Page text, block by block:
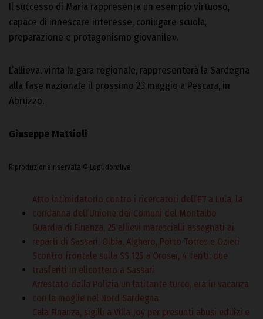
Il successo di Maria rappresenta un esempio virtuoso,
capace di innescare interesse, coniugare scuola,
preparazione e protagonismo giovanile».
L’allieva, vinta la gara regionale, rappresenterà la Sardegna
alla fase nazionale il prossimo 23 maggio a Pescara, in
Abruzzo.
Giuseppe Mattioli
Riproduzione riservata © Logudorolive
Atto intimidatorio contro i ricercatori dell’ET a Lula, la
condanna dell’Unione dei Comuni del Montalbo
Guardia di Finanza, 25 allievi marescialli assegnati ai
reparti di Sassari, Olbia, Alghero, Porto Torres e Ozieri
Scontro frontale sulla SS 125 a Orosei, 4 feriti: due
trasferiti in elicottero a Sassari
Arrestato dalla Polizia un latitante turco, era in vacanza
con la moglie nel Nord Sardegna
Cala Finanza, sigilli a Villa Joy per presunti abusi edilizi e